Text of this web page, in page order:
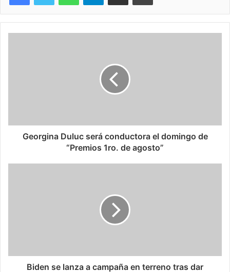
Georgina Duluc será conductora el domingo de
“Premios 1ro. de agosto”
Biden se lanza a campaña en terreno tras dar